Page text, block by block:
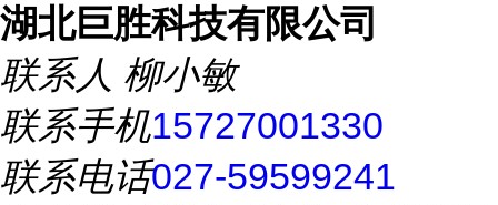
湖北巨胜科技有限公司
联系人 柳小敏
联系手机15727001330
联系电话027-59599241